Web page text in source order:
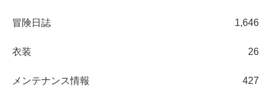
冒険日誌 1,646
衣装 26
メンテナンス情報 427